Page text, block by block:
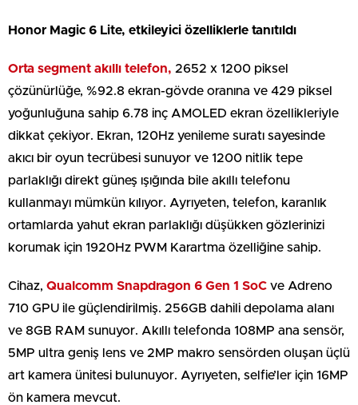
Honor Magic 6 Lite, etkileyici özelliklerle tanıtıldı
Orta segment akıllı telefon, 2652 x 1200 piksel
çözünürlüğe, %92.8 ekran-gövde oranına ve 429 piksel
yoğunluğuna sahip 6.78 inç AMOLED ekran özellikleriyle
dikkat çekiyor. Ekran, 120Hz yenileme suratı sayesinde
akıcı bir oyun tecrübesi sunuyor ve 1200 nitlik tepe
parlaklığı direkt güneş ışığında bile akıllı telefonu
kullanmayı mümkün kılıyor. Ayrıyeten, telefon, karanlık
ortamlarda yahut ekran parlaklığı düşükken gözlerinizi
korumak için 1920Hz PWM Karartma özelliğine sahip.
Cihaz, Qualcomm Snapdragon 6 Gen 1 SoC ve Adreno
710 GPU ile güçlendirilmiş. 256GB dahili depolama alanı
ve 8GB RAM sunuyor. Akıllı telefonda 108MP ana sensör,
5MP ultra geniş lens ve 2MP makro sensörden oluşan üçlü
art kamera ünitesi bulunuyor. Ayrıyeten, selfie’ler için 16MP
ön kamera mevcut.